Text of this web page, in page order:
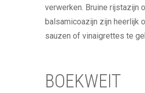
verwerken. Bruine rijstazijn
balsamicoazijn zijn heerlijk
sauzen of vinaigrettes te
BOEKWEIT